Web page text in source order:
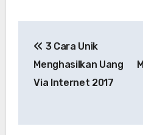
pos
3 Cara Unik
Menghasilkan Uang
Via Internet 2017